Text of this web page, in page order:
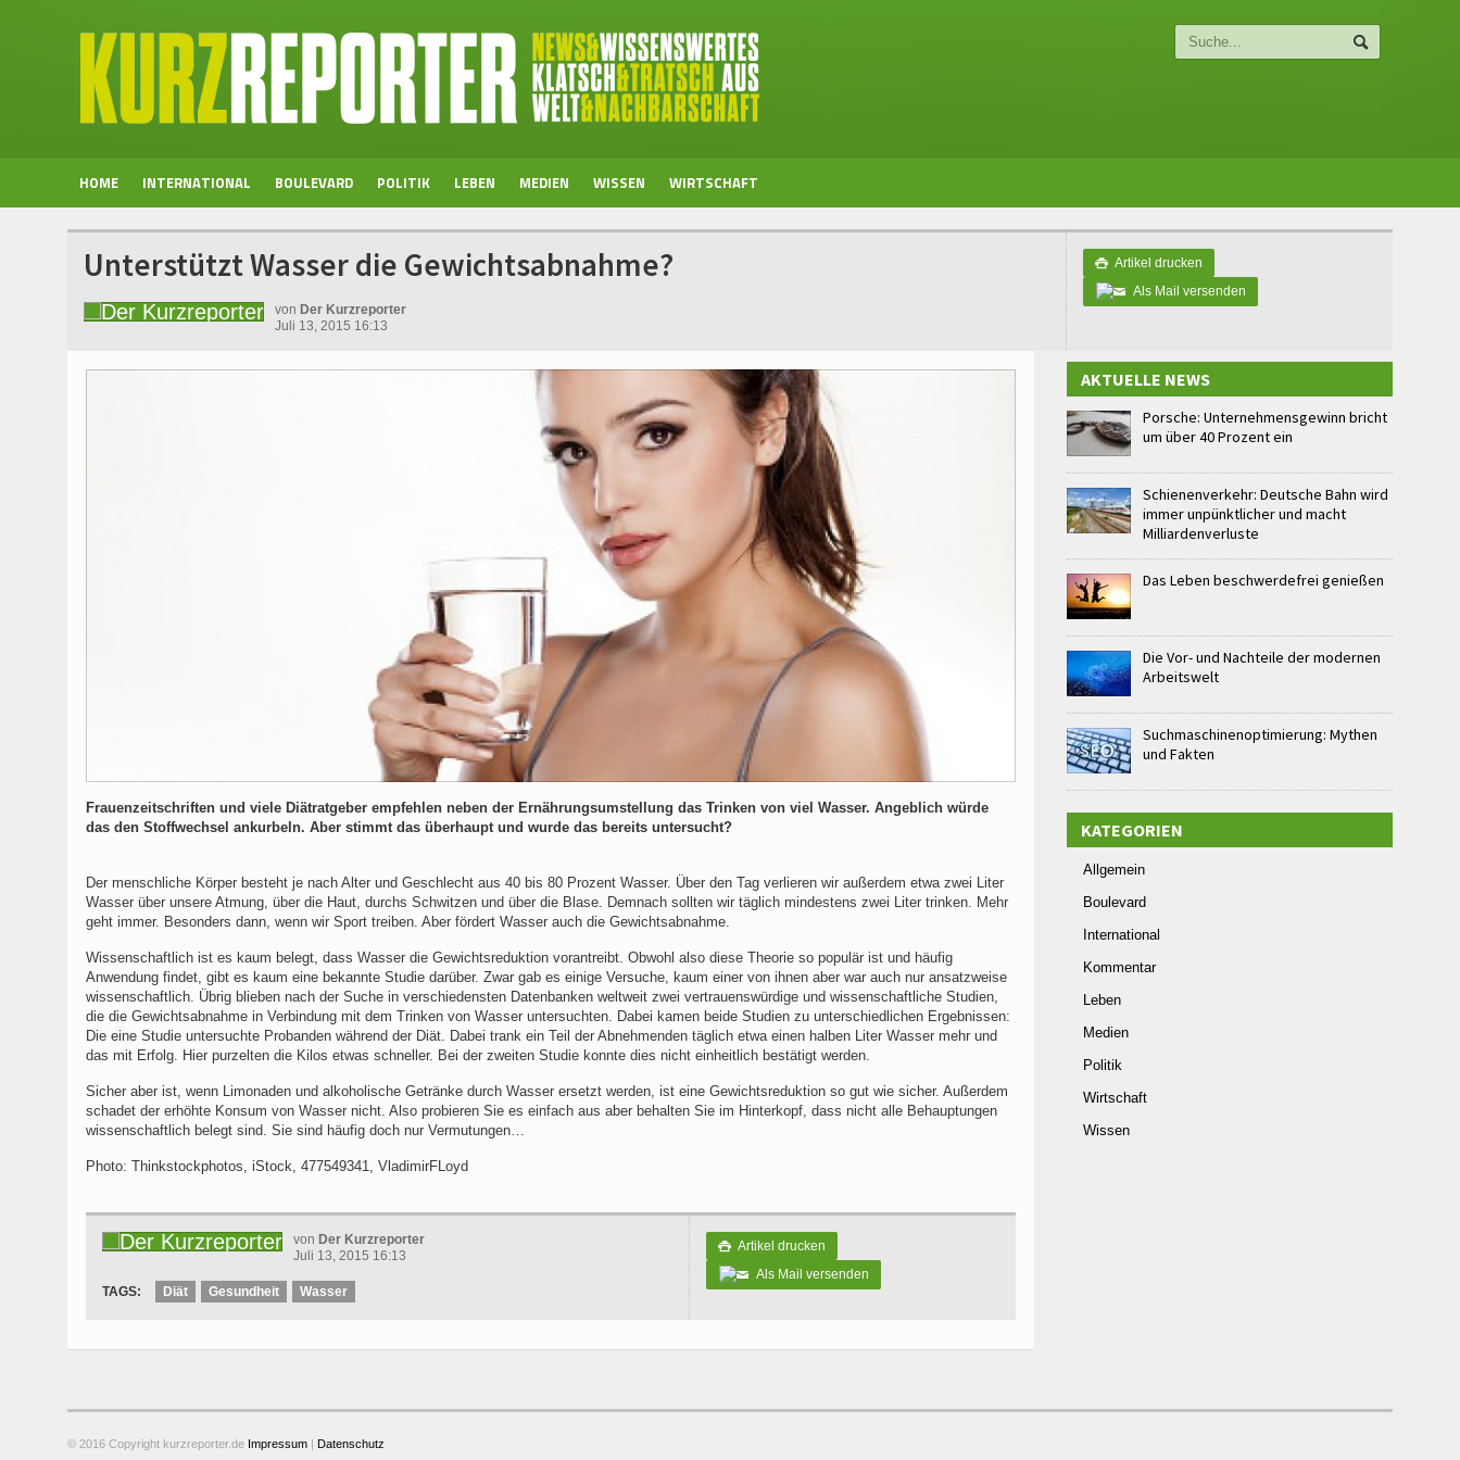
HOME INTERNATIONAL BOULEVARD POLITIK LEBEN MEDIEN WISSEN WIRTSCHAFT
 Artikel drucken
Als Mail versenden
Unterstützt Wasser die Gewichtsabnahme?
von Der Kurzreporter
Juli 13, 2015 16:13
Frauenzeitschriften und viele Diätratgeber empfehlen neben der Ernährungsumstellung das Trinken von viel Wasser. Angeblich würde
das den Stoffwechsel ankurbeln. Aber stimmt das überhaupt und wurde das bereits untersucht?
Der menschliche Körper besteht je nach Alter und Geschlecht aus 40 bis 80 Prozent Wasser. Über den Tag verlieren wir außerdem etwa zwei Liter
Wasser über unsere Atmung, über die Haut, durchs Schwitzen und über die Blase. Demnach sollten wir täglich mindestens zwei Liter trinken. Mehr
geht immer. Besonders dann, wenn wir Sport treiben. Aber fördert Wasser auch die Gewichtsabnahme.
Wissenschaftlich ist es kaum belegt, dass Wasser die Gewichtsreduktion vorantreibt. Obwohl also diese Theorie so populär ist und häufig
Anwendung findet, gibt es kaum eine bekannte Studie darüber. Zwar gab es einige Versuche, kaum einer von ihnen aber war auch nur ansatzweise
wissenschaftlich. Übrig blieben nach der Suche in verschiedensten Datenbanken weltweit zwei vertrauenswürdige und wissenschaftliche Studien,
die die Gewichtsabnahme in Verbindung mit dem Trinken von Wasser untersuchten. Dabei kamen beide Studien zu unterschiedlichen Ergebnissen:
Die eine Studie untersuchte Probanden während der Diät. Dabei trank ein Teil der Abnehmenden täglich etwa einen halben Liter Wasser mehr und
das mit Erfolg. Hier purzelten die Kilos etwas schneller. Bei der zweiten Studie konnte dies nicht einheitlich bestätigt werden.
Sicher aber ist, wenn Limonaden und alkoholische Getränke durch Wasser ersetzt werden, ist eine Gewichtsreduktion so gut wie sicher. Außerdem
schadet der erhöhte Konsum von Wasser nicht. Also probieren Sie es einfach aus aber behalten Sie im Hinterkopf, dass nicht alle Behauptungen
wissenschaftlich belegt sind. Sie sind häufig doch nur Vermutungen…
Photo: Thinkstockphotos, iStock, 477549341, VladimirFLoyd
 Artikel drucken
Als Mail versenden
von Der Kurzreporter
Juli 13, 2015 16:13
TAGS: Diät Gesundheit Wasser
AKTUELLE NEWS
Porsche: Unternehmensgewinn bricht
um über 40 Prozent ein
Schienenverkehr: Deutsche Bahn wird
immer unpünktlicher und macht
Milliardenverluste
Das Leben beschwerdefrei genießen
Die Vor- und Nachteile der modernen
Arbeitswelt
Suchmaschinenoptimierung: Mythen
und Fakten
KATEGORIEN
Allgemein
Boulevard
International
Kommentar
Leben
Medien
Politik
Wirtschaft
Wissen
© 2016 Copyright kurzreporter.de Impressum | Datenschutz